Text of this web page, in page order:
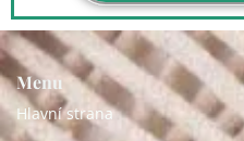
Menu
Hlavní strana